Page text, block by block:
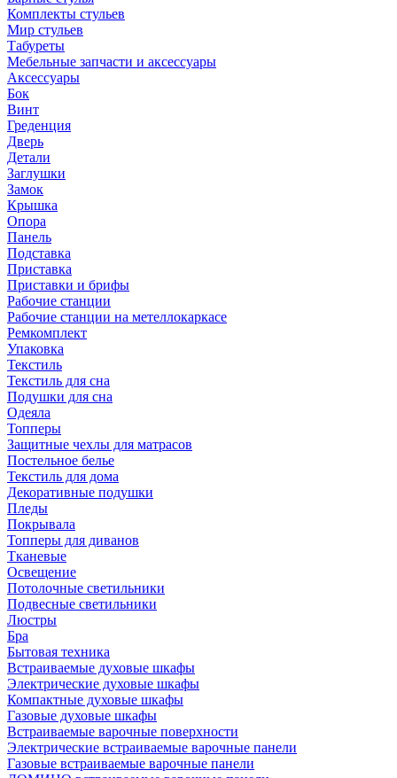
Комплекты стульев
Мир стульев
Табуреты
Мебельные запчасти и аксессуары
Аксессуары
Бок
Винт
Греденция
Дверь
Детали
Заглушки
Замок
Крышка
Опора
Панель
Подставка
Приставка
Приставки и брифы
Рабочие станции
Рабочие станции на метеллокаркасе
Ремкомплект
Упаковка
Текстиль
Текстиль для сна
Подушки для сна
Одеяла
Топперы
Защитные чехлы для матрасов
Постельное белье
Текстиль для дома
Декоративные подушки
Пледы
Покрывала
Топперы для диванов
Тканевые
Освещение
Потолочные светильники
Подвесные светильники
Люстры
Бра
Бытовая техника
Встраиваемые духовые шкафы
Электрические духовые шкафы
Компактные духовые шкафы
Газовые духовые шкафы
Встраиваемые варочные поверхности
Электрические встраиваемые варочные панели
Газовые встраиваемые варочные панели